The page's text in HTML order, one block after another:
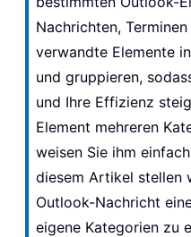
Nachrichten,
verwandte Elemente
und gruppieren,
und Ihre Effizienz
Element mehreren
weisen Sie ihm
diesem Artikel stellen
Outlook-Nachricht
eigene Kategorien zu